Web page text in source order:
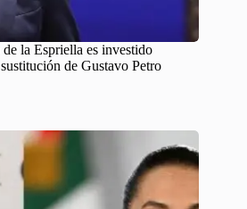
la Espriella es investido
de Gustavo Petro